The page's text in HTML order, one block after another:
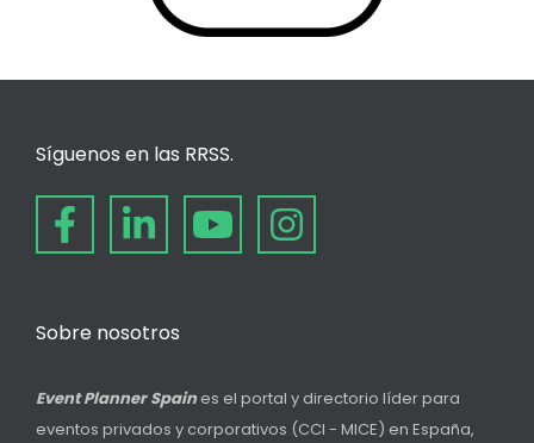
Síguenos en las RRSS.
Sobre nosotros
Event Planner Spain es el portal y directorio líder para
eventos privados y corporativos (CCI - MICE) en España,